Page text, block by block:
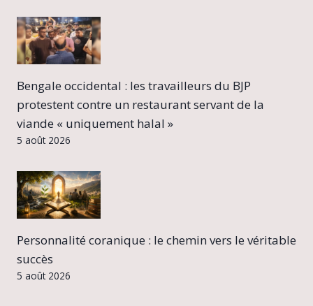
Bengale occidental : les travailleurs du BJP
protestent contre un restaurant servant de la
viande « uniquement halal »
5 août 2026
Personnalité coranique : le chemin vers le véritable
succès
5 août 2026